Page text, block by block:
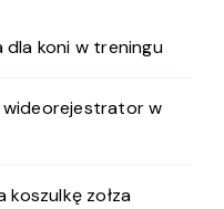
dla koni w treningu
w
koszulkę zołza